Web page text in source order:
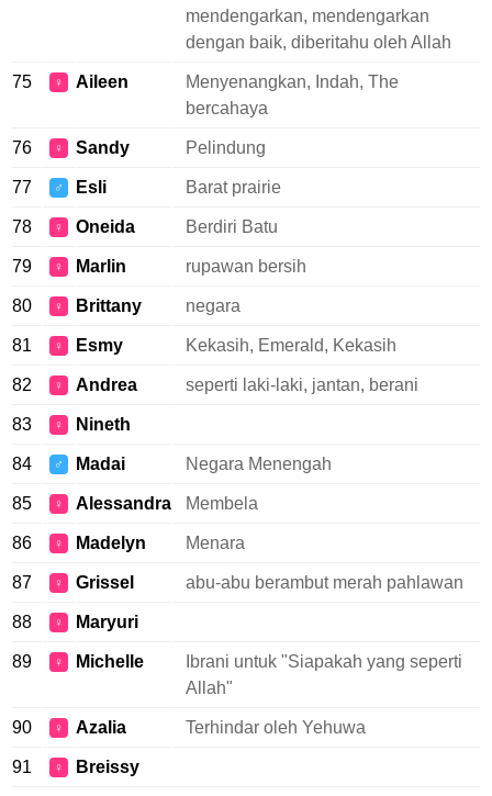
mendengarkan, mendengarkan
dengan baik, diberitahu oleh Allah
75 ♀ Aileen
Menyenangkan, Indah, The
bercahaya
76 ♀ Sandy Pelindung
77 ♂ Esli Barat prairie
78 ♀ Oneida Berdiri Batu
79 ♀ Marlin rupawan bersih
80 ♀ Brittany negara
81 ♀ Esmy Kekasih, Emerald, Kekasih
82 ♀ Andrea seperti laki-laki, jantan, berani
83 ♀ Nineth
84 ♂ Madai Negara Menengah
85 ♀ Alessandra Membela
86 ♀ Madelyn Menara
87 ♀ Grissel abu-abu berambut merah pahlawan
88 ♀ Maryuri
89 ♀ Michelle
Ibrani untuk "Siapakah yang seperti
Allah"
90 ♀ Azalia Terhindar oleh Yehuwa
91 ♀ Breissy